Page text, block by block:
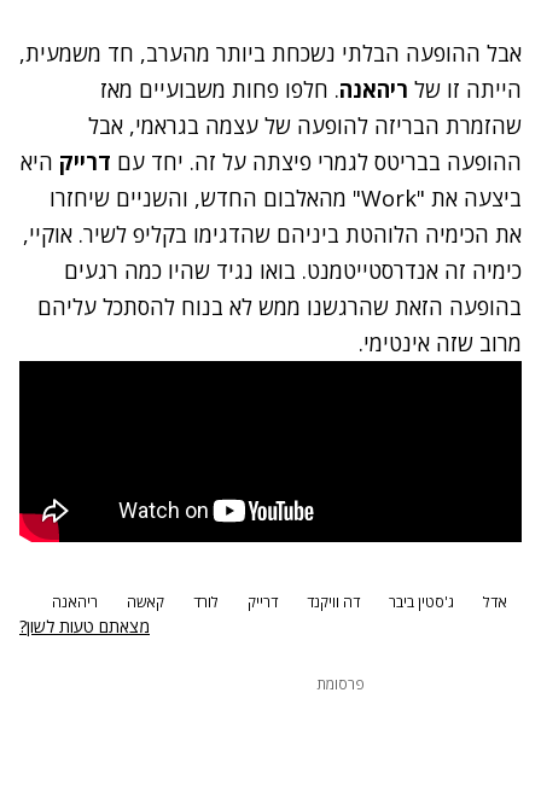
ההופעה הבלתי נשכחת ביותר מהערב, חד משמעית,
זו שלריהאנה. חלפו פחות משבועיים מאז
הבריזה להופעה של עצמהבגראמי, אבל
בבריטס לגמרי פיצתה על זה. יחד עםדרייקהיא
ביצעה את "Work" מהאלבום החדש, והשניים שיחזרו
הכימיה הלוהטת ביניהם ש הדגימו בקליפ לשיר. אוקיי,
זה אנדרסטייטמנט. בואו נגיד שהיו כמה רגעים
הזאת שהרגשנו ממש לא בנוח להסתכל עליהם
שזה אינטימי.
אדל ג'סטין ביבר דה וויקנד דרייק לורד קאשה ריהאנה
מצאתם טעות לשון?
פרסומת